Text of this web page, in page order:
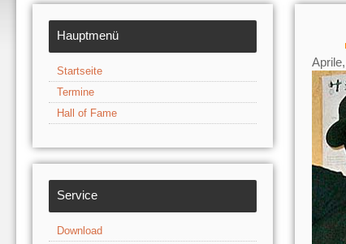
Hauptmenü
Startseite
Termine
Hall of Fame
Service
Download